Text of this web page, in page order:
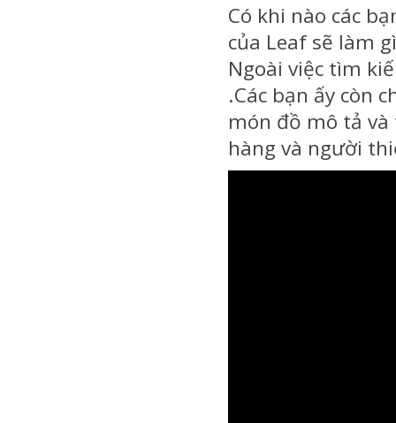
Có khi nào các
của Leaf sẽ làm
Ngoài việc tìm
.Các bạn ấy còn
món đồ mô tả và
hàng và người